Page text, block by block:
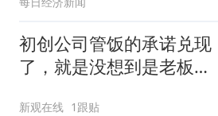
初创公司管饭的承诺兑现
了，就是没想到是老板自
新观在线 1跟贴